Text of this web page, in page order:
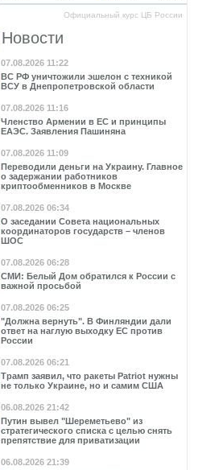
Официальный курс ЦБ России
Новости
07.08.2026 11:22
ВС РФ уничтожили эшелон с техникой
ВСУ в Днепропетровской области
07.08.2026 11:16
Членство Армении в ЕС и принципы
ЕАЭС. Заявления Пашиняна
07.08.2026 11:09
Переводили деньги на Украину. Главное
о задержании работников
криптообменников в Москве
07.08.2026 06:34
О заседании Совета национальных
координаторов государств – членов
ШОС
07.08.2026 06:28
СМИ: Белый Дом обратился к России с
важной просьбой
07.08.2026 06:25
"Должна вернуть". В Финляндии дали
ответ на наглую выходку ЕС против
России
07.08.2026 06:21
Трамп заявил, что ракеты Patriot нужны
не только Украине, но и самим США
06.08.2026 21:42
Путин вывел "Шереметьево" из
стратегического списка с целью снять
препятствие для приватизации
06.08.2026 21:39